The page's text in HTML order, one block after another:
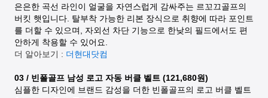
은은한 곡선 라인이 얼굴을 자연스럽게 감싸주는 르꼬끄골프의
버킷 햇입니다. 탈부착 가능한 리본 장식으로 취향에 따라 포인트
를 더할 수 있으며, 자외선 차단 기능으로 한낮의 필드에서도 편
안하게 착용할 수 있어요.
더 알아보기 : 더현대닷컴
03 / 빈폴골프 남성 로고 자동 버클 벨트 (121,680원)
심플한 디자인에 브랜드 감성을 더한 빈폴골프의 로고 버클 벨트